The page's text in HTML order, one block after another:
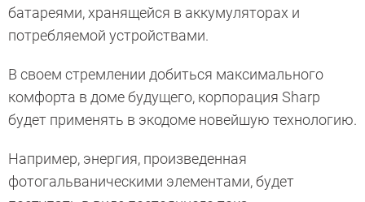
батареями, хранящейся в аккумуляторах и
потребляемой устройствами.
В своем стремлении добиться максимального
комфорта в доме будущего, корпорация Sharp
будет применять в экодоме новейшую технологию.
Например, энергия, произведенная
фотогальваническими элементами, будет